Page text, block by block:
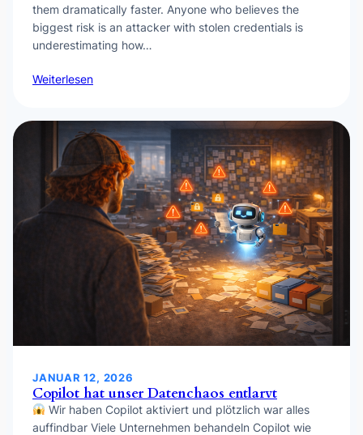
them dramatically faster. Anyone who believes the
biggest risk is an attacker with stolen credentials is
underestimating how…
Weiterlesen
JANUAR 12, 2026
Copilot hat unser Datenchaos entlarvt
Wir haben Copilot aktiviert und plötzlich war alles
auffindbar Viele Unternehmen behandeln Copilot wie